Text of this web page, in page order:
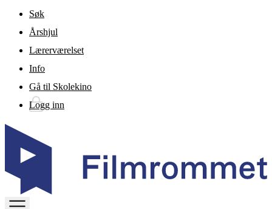
Gå til hovedinnhold
Søk
Årshjul
Lærerværelset
Info
Gå til Skolekino
Logg inn